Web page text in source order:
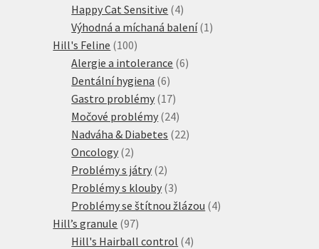
produkt
Happy Cat Sensitive 44
produkty
Výhodná a míchaná balení 1 1
Hill's Feline 100100
produktů
Alergie a intolerance 66
Dentální hygiena 66
produktů
Gastro problémy 1717
produktů
Močové problémy 2424
produktů
Nadváha & Diabetes 2222
Oncology 22
produkty
Problémy s játry 22
produkty
Problémy s klouby 33
produkty
Problémy se štítnou žlázou 44
Hill’s granule 9797
produktů
Hill's Hairball control 44